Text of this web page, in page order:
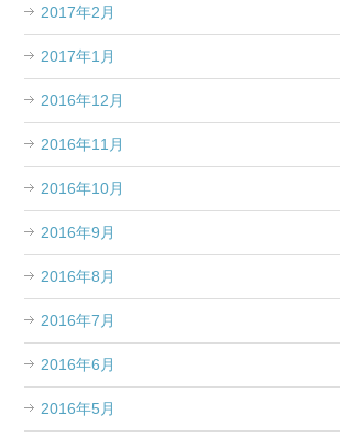
2017年2月
2017年1月
2016年12月
2016年11月
2016年10月
2016年9月
2016年8月
2016年7月
2016年6月
2016年5月